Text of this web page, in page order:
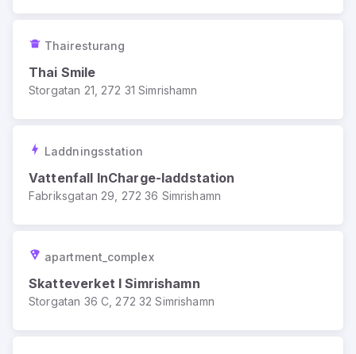
Thairesturang
Thai Smile
Storgatan 21, 272 31 Simrishamn
Laddningsstation
Vattenfall InCharge-laddstation
Fabriksgatan 29, 272 36 Simrishamn
apartment_complex
Skatteverket I Simrishamn
Storgatan 36 C, 272 32 Simrishamn